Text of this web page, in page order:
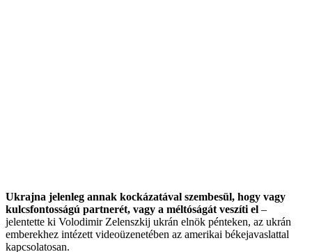
Ukrajna jelenleg annak kockázatával szembesül, hogy vagy
kulcsfontosságú partnerét, vagy a méltóságát veszíti el –
jelentette ki Volodimir Zelenszkij ukrán elnök pénteken, az ukrán
emberekhez intézett videoüzenetében az amerikai békejavaslattal
kapcsolatosan.